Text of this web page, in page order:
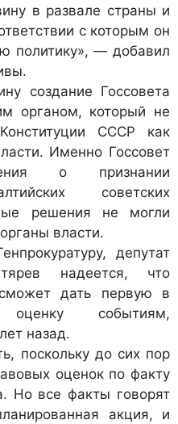
в развале страны и
с которым он
политику», — добавил
создание Госсовета
органом, который не
СССР как
Именно Госсовет
о признании
советских
решения не могли
власти.
депутат
надеется, что
дать первую в
событиям,
назад.
поскольку до сих пор
оценок по факту
Но все факты говорят
акция, и